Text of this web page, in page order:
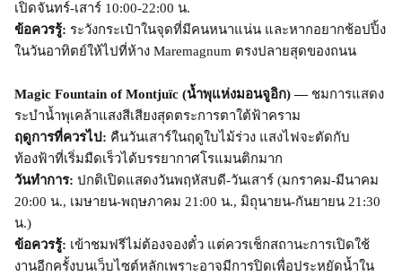
เปิดจันทร์-เสาร์ 10:00-22:00 น.
ข้อควรรู้: ระวังกระเป๋าในจุดที่มีคนหนาแน่น และหากอยากช้อปปิ้ง
ในวันอาทิตย์ให้ไปที่ห้าง Maremagnum ตรงปลายสุดของถนน
Magic Fountain of Montjuïc (น้ำพุแห่งมอนจูอิก) — ชมการแสดง
ระบำน้ำพุเคล้าแสงสีเสียงสุดตระการตาใต้ฟ้าคราม
ฤดูการที่ควรไป: คืนวันเสาร์ในฤดูใบไม้ร่วง แสงไฟจะตัดกับ
ท้องฟ้าที่เริ่มมืดเร็วได้บรรยากาศโรแมนติกมาก
วันทำการ: ปกติเปิดแสดงวันพฤหัสบดี-วันเสาร์ (มกราคม-มีนาคม
20:00 น., เมษายน-พฤษภาคม 21:00 น., มิถุนายน-กันยายน 21:30
น.)
ข้อควรรู้: เข้าชมฟรีไม่ต้องจองตั๋ว แต่ควรเช็กสถานะการเปิดใช้
งานอีกครั้งบนเว็บไซต์หลักเพราะอาจมีการปิดเพื่อประหยัดน้ำใน